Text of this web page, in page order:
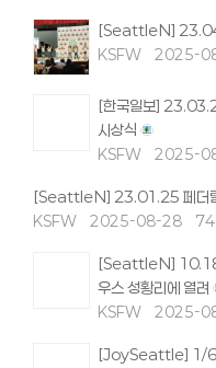
[SeattleN]
KSFW 2025-
[한국일보]
시상식
KSFW 2025-
[SeattleN] 23.01.25 페더럴
KSFW 2025-08-28 74
[SeattleN]
우스 성황리에 열려
KSFW 2025-
[JoySeattle] 1/6/